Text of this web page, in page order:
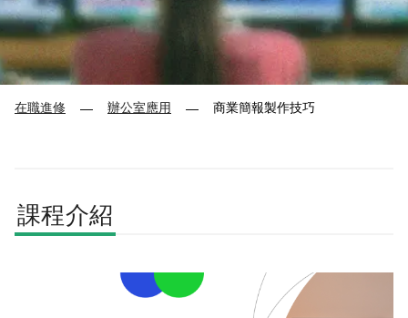
在職進修 — 辦公室應用 — 商業簡報製作技巧
課程介紹